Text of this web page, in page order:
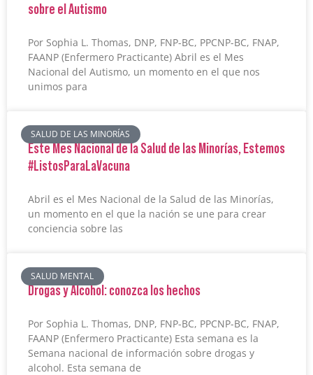
sobre el Autismo
Por Sophia L. Thomas, DNP, FNP-BC, PPCNP-BC, FNAP,
FAANP (Enfermero Practicante) Abril es el Mes
Nacional del Autismo, un momento en el que nos
unimos para
SALUD DE LAS MINORÍAS
Este Mes Nacional de la Salud de las Minorías, Estemos
#ListosParaLaVacuna
Abril es el Mes Nacional de la Salud de las Minorías,
un momento en el que la nación se une para crear
conciencia sobre las
SALUD MENTAL
Drogas y Alcohol: conozca los hechos
Por Sophia L. Thomas, DNP, FNP-BC, PPCNP-BC, FNAP,
FAANP (Enfermero Practicante) Esta semana es la
Semana nacional de información sobre drogas y
alcohol. Esta semana de